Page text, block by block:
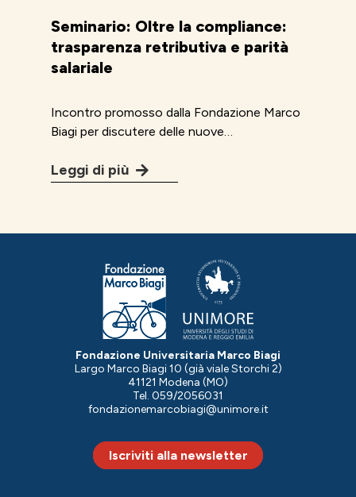
Seminario: Oltre la compliance:
trasparenza retributiva e parità
salariale
Incontro promosso dalla Fondazione Marco
Biagi per discutere delle nuove…
Leggi di più
Fondazione Universitaria Marco Biagi
Largo Marco Biagi 10 (già viale Storchi 2)
41121 Modena (MO)
Tel. 059/2056031
fondazionemarcobiagi@unimore.it
Iscriviti alla newsletter